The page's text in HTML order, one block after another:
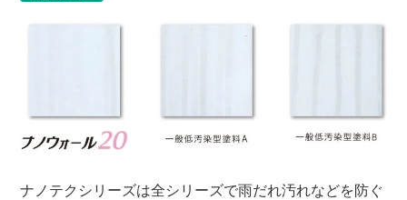
ナノテクシリーズは全シリーズで雨だれ汚れなどを防ぐ